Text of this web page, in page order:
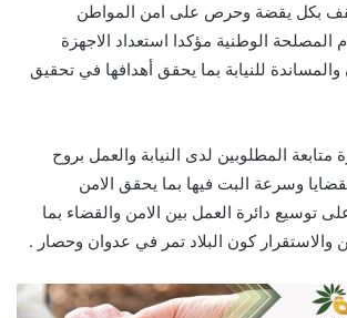
تقف بكل يقضة وحرص على امن المواطن
المصلحة الوطنية مؤكدا استعداد الاجهزة
والمساندة للنيابة بما يحقق أهدافها في تحقيق
متابعة المطلوبين لدى النيابة والعمل بروح
وسرعة البت فيها بما يحقق الامن
توسيع دائرة العمل بين الامن والقضاء بما
والاستقرار كون البلاد تمر في عدوان وحصار .